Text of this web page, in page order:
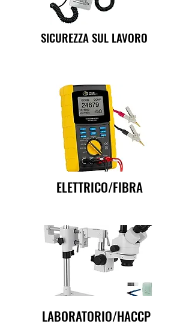
SICUREZZA SUL LAVORO
ELETTRICO/FIBRA
LABORATORIO/HACCP